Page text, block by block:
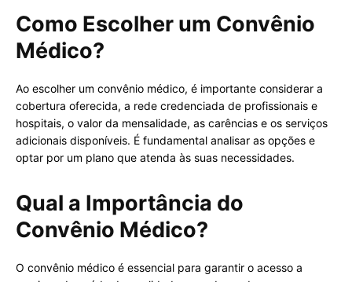
Como Escolher um Convênio
Médico?
Ao escolher um convênio médico, é importante considerar a
cobertura oferecida, a rede credenciada de profissionais e
hospitais, o valor da mensalidade, as carências e os serviços
adicionais disponíveis. É fundamental analisar as opções e
optar por um plano que atenda às suas necessidades.
Qual a Importância do
Convênio Médico?
O convênio médico é essencial para garantir o acesso a